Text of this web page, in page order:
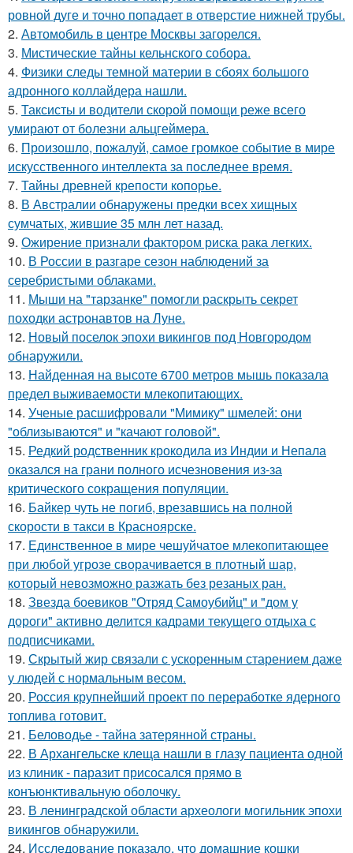
ровной дуге и точно попадает в отверстие нижней трубы.
2. Автомобиль в центре Москвы загорелся.
3. Мистические тайны кельнского собора.
4. Физики следы темной материи в сбоях большого
адронного коллайдера нашли.
5. Таксисты и водители скорой помощи реже всего
умирают от болезни альцгеймера.
6. Произошло, пожалуй, самое громкое событие в мире
искусственного интеллекта за последнее время.
7. Тайны древней крепости копорье.
8. В Австралии обнаружены предки всех хищных
сумчатых, жившие 35 млн лет назад.
9. Ожирение признали фактором риска рака легких.
10. В России в разгаре сезон наблюдений за
серебристыми облаками.
11. Мыши на "тарзанке" помогли раскрыть секрет
походки астронавтов на Луне.
12. Новый поселок эпохи викингов под Новгородом
обнаружили.
13. Найденная на высоте 6700 метров мышь показала
предел выживаемости млекопитающих.
14. Ученые расшифровали "Мимику" шмелей: они
"облизываются" и "качают головой".
15. Редкий родственник крокодила из Индии и Непала
оказался на грани полного исчезновения из-за
критического сокращения популяции.
16. Байкер чуть не погиб, врезавшись на полной
скорости в такси в Красноярске.
17. Единственное в мире чешуйчатое млекопитающее
при любой угрозе сворачивается в плотный шар,
который невозможно разжать без резаных ран.
18. Звезда боевиков "Отряд Самоубийц" и "дом у
дороги" активно делится кадрами текущего отдыха с
подписчиками.
19. Скрытый жир связали с ускоренным старением даже
у людей с нормальным весом.
20. Россия крупнейший проект по переработке ядерного
топлива готовит.
21. Беловодье - тайна затерянной страны.
22. В Архангельске клеща нашли в глазу пациента одной
из клиник - паразит присосался прямо в
конъюнктивальную оболочку.
23. В ленинградской области археологи могильник эпохи
викингов обнаружили.
24. Исследование показало, что домашние кошки